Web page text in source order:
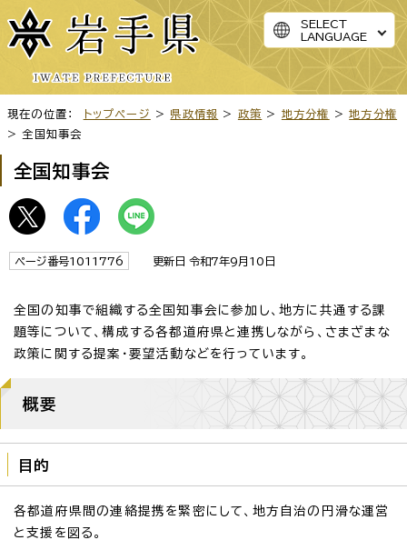
SELECT
LANGUAGE
現在の位置： トップページ > 県政情報 > 政策 > 地方分権 >地方分権
> 全国知事会
全国知事会
ページ番号1011776 更新日 令和7年9月10日
全国の知事で組織する全国知事会に参加し、地方に共通する課
題等について、構成する各都道府県と連携しながら、さまざまな
政策に関する提案・要望活動などを行っています。
概要
目的
各都道府県間の連絡提携を緊密にして、地方自治の円滑な運営
と支援を図る。